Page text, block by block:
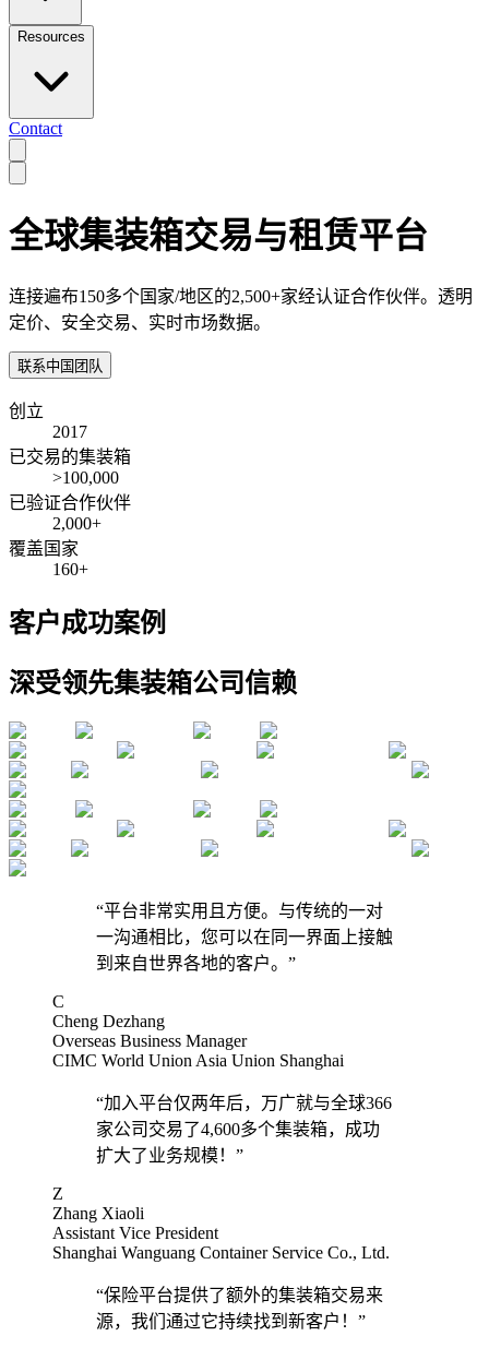
Resources
Contact
全球集装箱交易与租赁平台
连接遍布150多个国家/地区的2,500+家经认证合作伙伴。透明
定价、安全交易、实时市场数据。
联系中国团队
创立
2017
已交易的集装箱
>100,000
已验证合作伙伴
2,000+
覆盖国家
160+
客户成功案例
深受领先集装箱公司信赖
“平台非常实用且方便。与传统的一对
一沟通相比，您可以在同一界面上接触
到来自世界各地的客户。 ”
C
Cheng Dezhang
Overseas Business Manager
CIMC World Union Asia Union Shanghai
“加入平台仅两年后，万广就与全球366
家公司交易了4,600多个集装箱，成功
扩大了业务规模！ ”
Z
Zhang Xiaoli
Assistant Vice President
Shanghai Wanguang Container Service Co., Ltd.
“保险平台提供了额外的集装箱交易来
源，我们通过它持续找到新客户！ ”